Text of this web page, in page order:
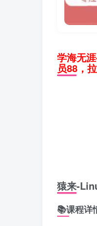
学海无
员88，
猿来-
📚课程详